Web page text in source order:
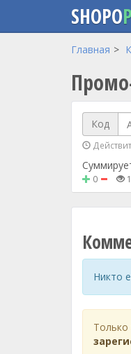
Перейти к основному
SHOPO
Главная
Код
0
Никто
Только